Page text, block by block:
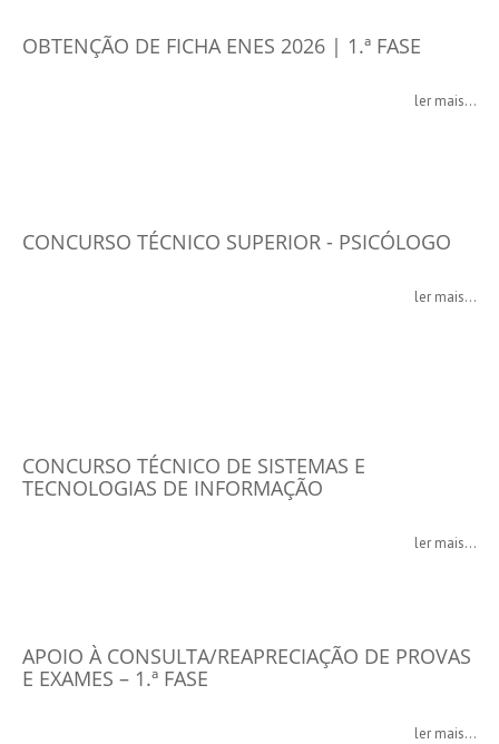
OBTENÇÃO DE FICHA ENES 2026 | 1.ª FASE
ler mais...
CONCURSO TÉCNICO SUPERIOR - PSICÓLOGO
ler mais...
CONCURSO TÉCNICO DE SISTEMAS E
TECNOLOGIAS DE INFORMAÇÃO
ler mais...
APOIO À CONSULTA/REAPRECIAÇÃO DE PROVAS
E EXAMES – 1.ª FASE
ler mais...